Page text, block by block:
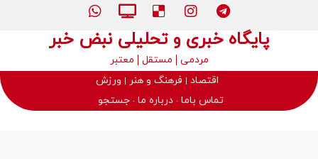
پایگاه خبری و تحلیلی نبض خبر
مردمی مستقل
معتبر
اقتصاد
فرهنگ و هنر
ورزش
تماس باما درباره ما جستجو